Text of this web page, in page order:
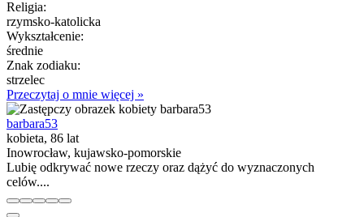
Religia:
rzymsko-katolicka
Wykształcenie:
średnie
Znak zodiaku:
strzelec
Przeczytaj o mnie więcej »
barbara53
kobieta, 86 lat
Inowrocław, kujawsko-pomorskie
Lubię odkrywać nowe rzeczy oraz dążyć do wyznaczonych
celów....